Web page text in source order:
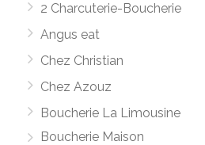
2 Charcuterie-Boucherie
Angus eat
Chez Christian
Chez Azouz
Boucherie La Limousine
Boucherie Maison